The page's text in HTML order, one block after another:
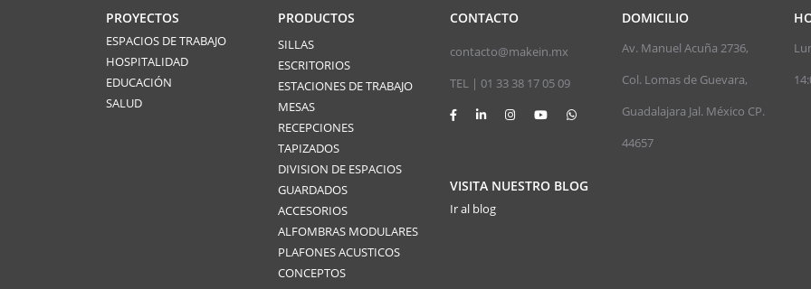
PROYECTOS
ESPACIOS DE TRABAJO
HOSPITALIDAD
EDUCACIÓN
SALUD
PRODUCTOS
SILLAS
ESCRITORIOS
ESTACIONES DE TRABAJO
MESAS
RECEPCIONES
TAPIZADOS
DIVISION DE ESPACIOS
GUARDADOS
ACCESORIOS
ALFOMBRAS MODULARES
PLAFONES ACUSTICOS
CONCEPTOS
CONTACTO
contacto@makein.mx
TEL | 01 33 38 17 05 09
VISITA NUESTRO BLOG
Ir al blog
DOMICILIO
Av. Manuel Acuña 2736,
Col. Lomas de Guevara,
Guadalajara Jal. México CP.
44657